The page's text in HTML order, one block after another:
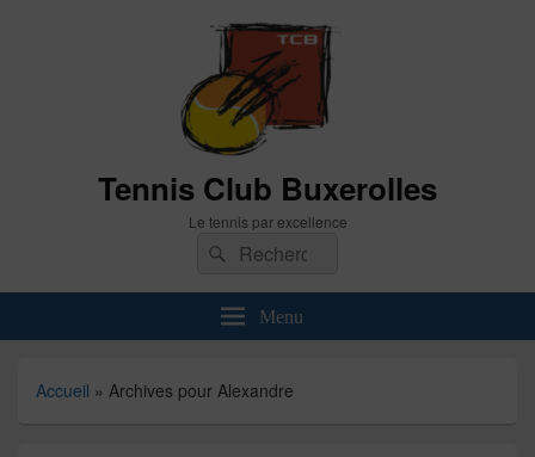
Tennis Club Buxerolles
Le tennis par excellence
Recherche :
Rechercher
Menu
Accueil » Archives pour Alexandre